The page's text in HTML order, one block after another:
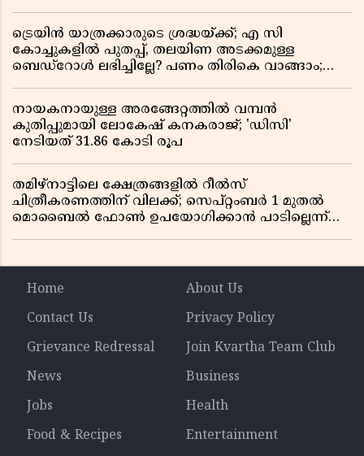
ട്രെയിൻ യാത്രക്കാരുടെ ശ്രദ്ധയ്ക്ക്; എ സി
കോച്ചുകളിൽ പുതപ്പ്, തലയിണ അടക്കമുള്ള
ബെഡ്റോൾ ലഭിച്ചില്ലേ? പണം തിരികെ വാങ്ങാം;
നായകനായുള്ള അരങ്ങേറ്റത്തിൽ വമ്പൻ
കുതിപ്പുമായി ലോകേഷ് കനകരാജ്; 'ഡിസി'
നേടിയത് 31.86 കോടി രൂപ
തമിഴ്‌നാട്ടിലെ ക്ഷേത്രങ്ങളിൽ റീൽസ്
ചിത്രീകരണത്തിന് വിലക്ക്; സെപ്റ്റംബർ 1 മുതൽ
മൊബൈൽ ഫോൺ ഉപയോഗിക്കാൻ പാടില്ലെന്ന്
Home
About Us
Contact Us
Privacy Policy
Grievance Redressal
Join Kvartha Team Club
News
Business
Jobs
Health
Food & Recipes
Entertainment